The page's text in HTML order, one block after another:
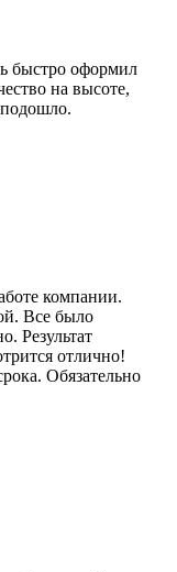
быстро оформил
на высоте,
компании.
Все было
Результат
отлично!
Обязательно